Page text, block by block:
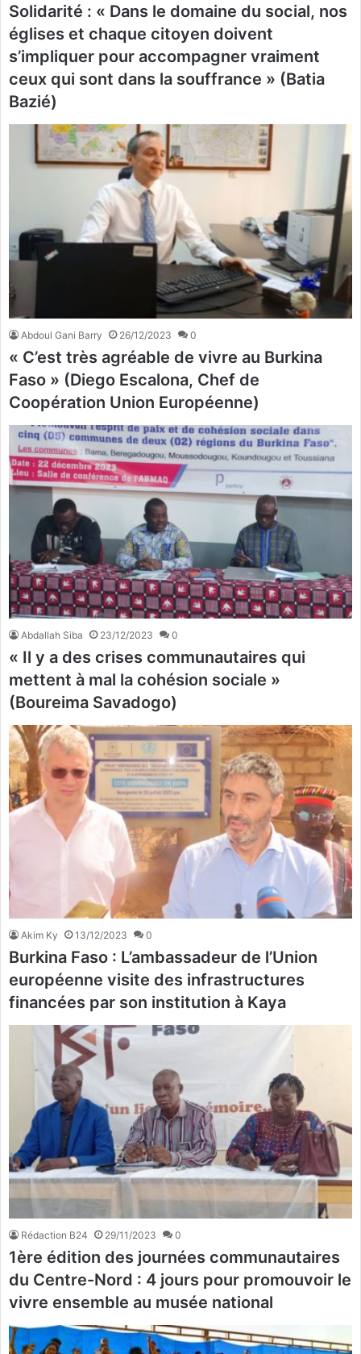
Solidarité : « Dans le domaine du social, nos
églises et chaque citoyen doivent
s’impliquer pour accompagner vraiment
ceux qui sont dans la souffrance » (Batia
Bazié)
Abdoul Gani Barry 26/12/2023 0
« C’est très agréable de vivre au Burkina
Faso » (Diego Escalona, Chef de
Coopération Union Européenne)
Abdallah Siba 23/12/2023 0
« Il y a des crises communautaires qui
mettent à mal la cohésion sociale »
(Boureima Savadogo)
Akim Ky 13/12/2023 0
Burkina Faso : L’ambassadeur de l’Union
européenne visite des infrastructures
financées par son institution à Kaya
Rédaction B24 29/11/2023 0
1ère édition des journées communautaires
du Centre-Nord : 4 jours pour promouvoir le
vivre ensemble au musée national